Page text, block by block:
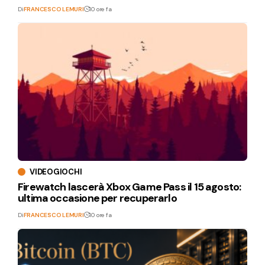
DiFRANCESCO LEMURI 10 ore fa
VIDEOGIOCHI
Firewatch lascerà Xbox Game Pass il 15 agosto:
ultima occasione per recuperarlo
DiFRANCESCO LEMURI 10 ore fa